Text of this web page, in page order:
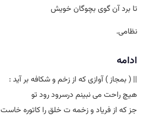
تا برد آن گوی بچوگان خویش
نظامی.
ادامه
|| ( بمجاز ) آوازی که از زخم و شکافه بر آید :
هیچ راحت می نبینم درسرود رود تو
جز که از فریاد و زخمه ت خلق را کاتوره خاست